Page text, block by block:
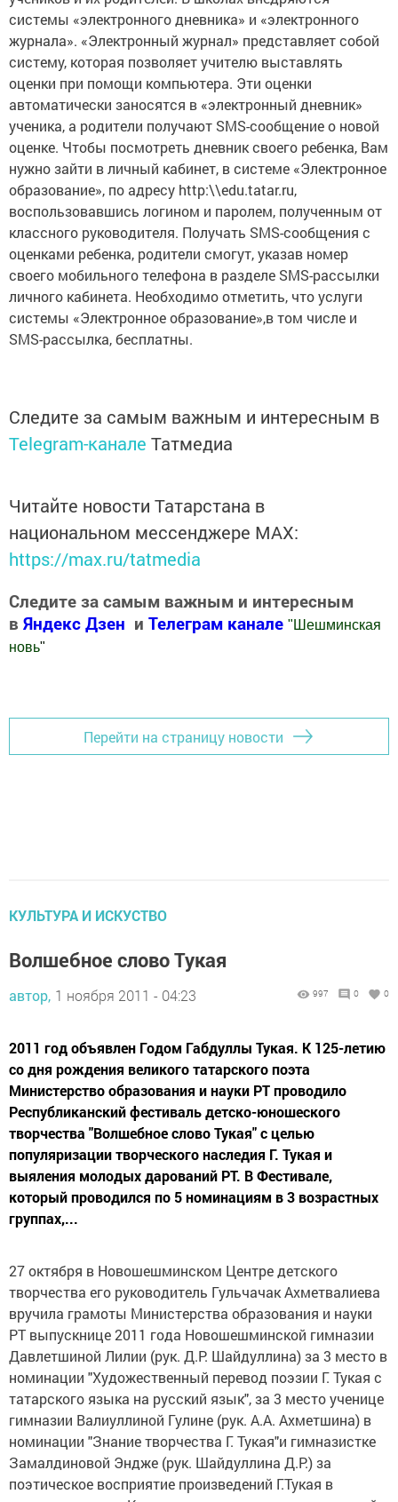
системы «электронного дневника» и «электронного
журнала». «Электронный журнал» представляет собой
систему, которая позволяет учителю выставлять
оценки при помощи компьютера. Эти оценки
автоматически заносятся в «электронный дневник»
ученика, а родители получают SMS-сообщение о новой
оценке. Чтобы посмотреть дневник своего ребенка, Вам
нужно зайти в личный кабинет, в системе «Электронное
образование», по адресу http:\\edu.tatar.ru,
воспользовавшись логином и паролем, полученным от
классного руководителя. Получать SMS-сообщения с
оценками ребенка, родители смогут, указав номер
своего мобильного телефона в разделе SMS-рассылки
личного кабинета. Необходимо отметить, что услуги
системы «Электронное образование»,в том числе и
SMS-рассылка, бесплатны.
Следите за самым важным и интересным в
Telegram-канале Татмедиа
Читайте новости Татарстана в
национальном мессенджере MАХ:
https://max.ru/tatmedia
Следите за самым важным и интересным
в Яндекс Дзен и Телеграм канале " Шешминская
новь"
Перейти на страницу новости
КУЛЬТУРА И ИСКУСТВО
Волшебное слово Тукая
автор, 1 ноября 2011 - 04:23 997 0 0
2011 год объявлен Годом Габдуллы Тукая. К 125-летию
со дня рождения великого татарского поэта
Министерство образования и науки РТ проводило
Республиканский фестиваль детско-юношеского
творчества "Волшебное слово Тукая" с целью
популяризации творческого наследия Г. Тукая и
выяления молодых дарований РТ. В Фестивале,
который проводился по 5 номинациям в 3 возрастных
группах,...
27 октября в Новошешминском Центре детского
творчества его руководитель Гульчачак Ахметвалиева
вручила грамоты Министерства образования и науки
РТ выпускнице 2011 года Новошешминской гимназии
Давлетшиной Лилии (рук. Д.Р. Шайдуллина) за 3 место в
номинации "Художественный перевод поэзии Г. Тукая с
татарского языка на русский язык", за 3 место ученице
гимназии Валиуллиной Гулине (рук. А.А. Ахметшина) в
номинации "Знание творчества Г. Тукая"и гимназистке
Замалдиновой Эндже (рук. Шайдуллина Д.Р.) за
поэтическое восприятие произведений Г.Тукая в